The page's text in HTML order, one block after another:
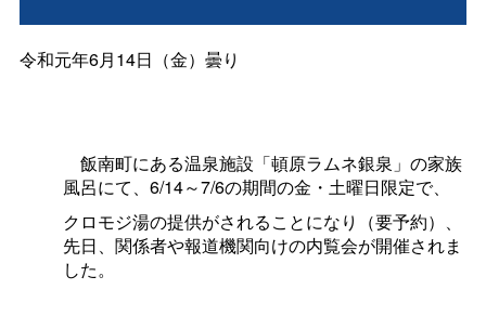
令和元年6月14日（金）曇り
飯南町にある温泉施設「頓原ラムネ銀泉」の家族
風呂にて、 6/14～7/6の期間の金・土曜日限定で、
クロモジ湯の提供がされることになり（要予約）、
先日、関係者や報道機関向けの内覧会が開催されま
した。